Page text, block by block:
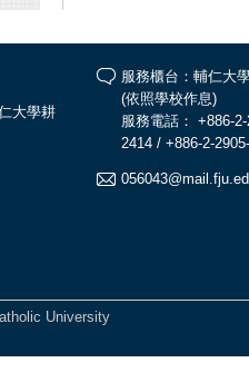
大學耕
服務櫃台：輔仁大
(依照學校作息)
服務電話： +886-
2414 / +886-2-
University